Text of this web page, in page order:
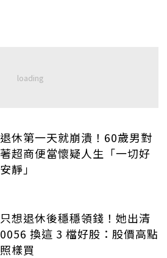
退休第一天就崩潰！60歲男對
著超商便當懷疑人生「一切好
安靜」
只想退休後穩穩領錢！她出清
0056 換這 3 檔好股：股價高點
照樣買